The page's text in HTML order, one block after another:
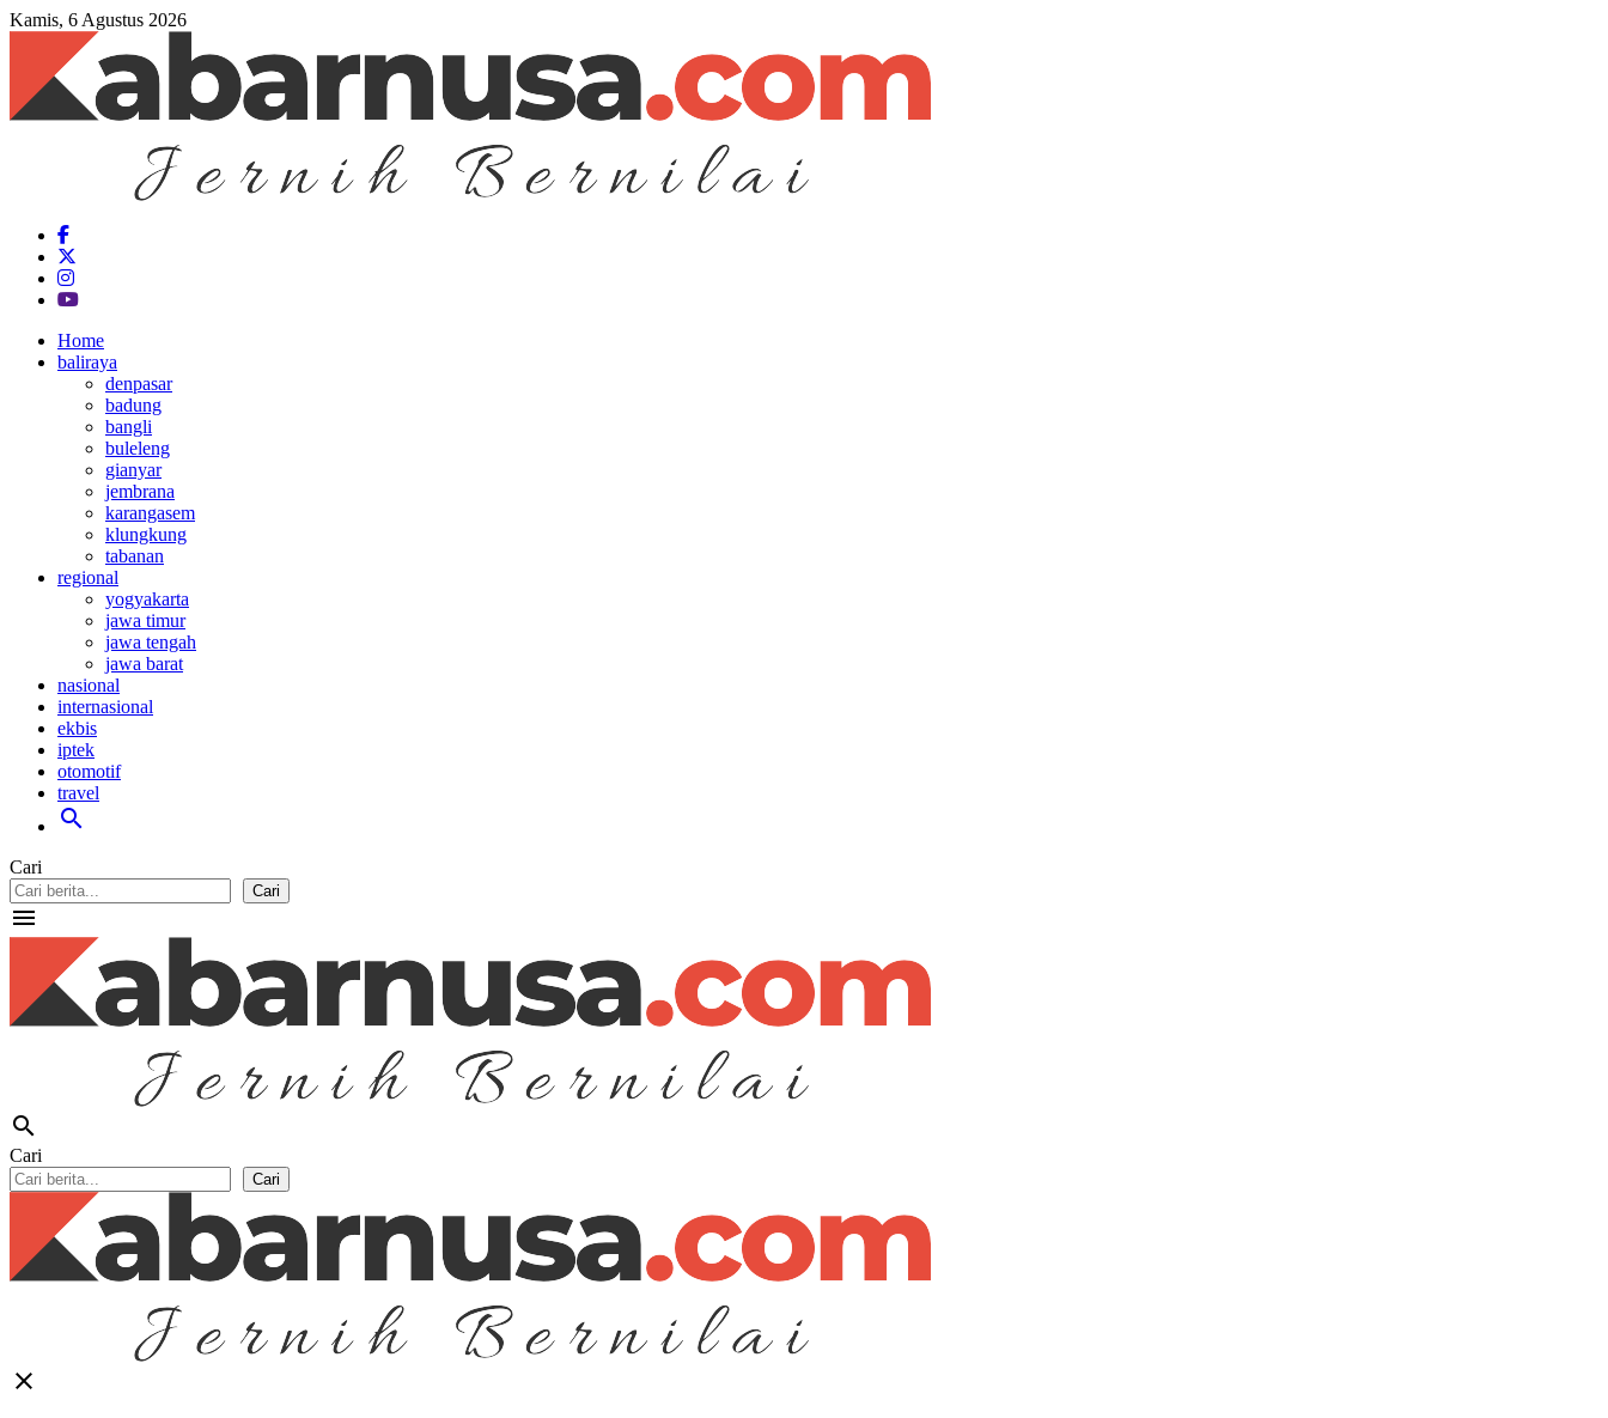
Kamis, 6 Agustus 2026
Home
baliraya
denpasar
badung
bangli
buleleng
gianyar
jembrana
karangasem
klungkung
tabanan
regional
yogyakarta
jawa timur
jawa tengah
jawa barat
nasional
internasional
ekbis
iptek
otomotif
travel
search
Cari
Cari
menu
search
Cari
Cari
close